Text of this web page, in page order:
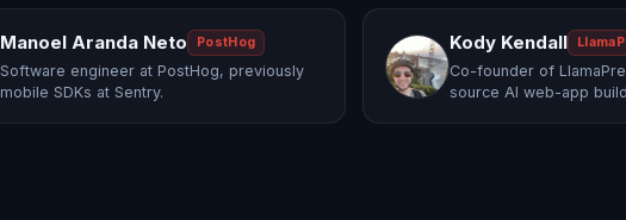
Manoel Aranda Neto PostHog
Software engineer at PostHog, previously
mobile SDKs at Sentry.
Kody Kendall
Co-founder of
source AI web-app